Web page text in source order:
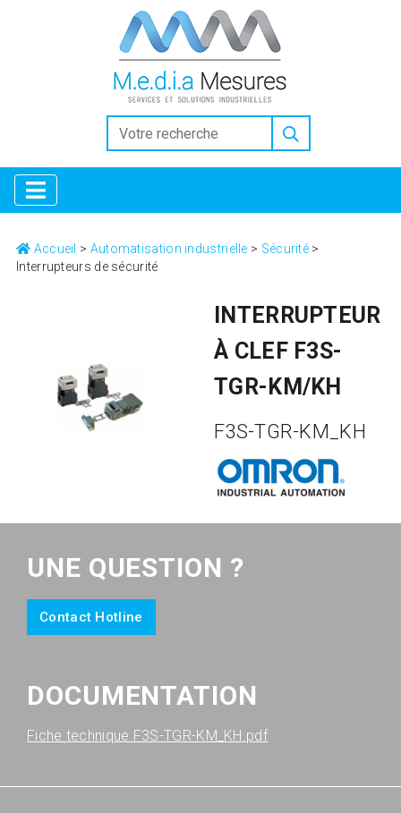
https://www.inkitt.com/SanfordShah
https://www.intensedebate.com/people/SanfordShah
Collectors Trust the Selection at Replica Factory
replica watches replicafactory official Horology for
Everyone: Breaking Down the Best Replica Watches
https://www.openlearning.com/u/sanfordshah-tbgzkf/
Replica Factory: Bridging the Gap in Luxury Horology
Replica Watches from Replica Factory are the Ultimate Style
Luxury Gifting With replica watches
Accueil > Automatisation industrielle > Sécurité >
Interrupteurs de sécurité
INTERRUPTEUR
À CLEF F3S-
TGR-KM/KH
F3S-TGR-KM_KH
UNE QUESTION ?
Contact Hotline
DOCUMENTATION
Fiche technique F3S-TGR-KM_KH.pdf